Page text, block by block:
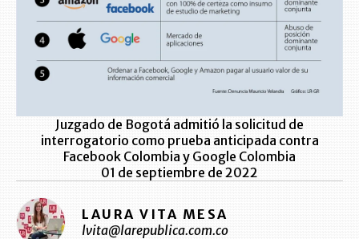
Juzgado de Bogotá admitió la solicitud de
interrogatorio como prueba anticipada contra
Facebook Colombia y Google Colombia
01 de septiembre de 2022
LAURA VITA MESA
lvita@larepublica.com.co